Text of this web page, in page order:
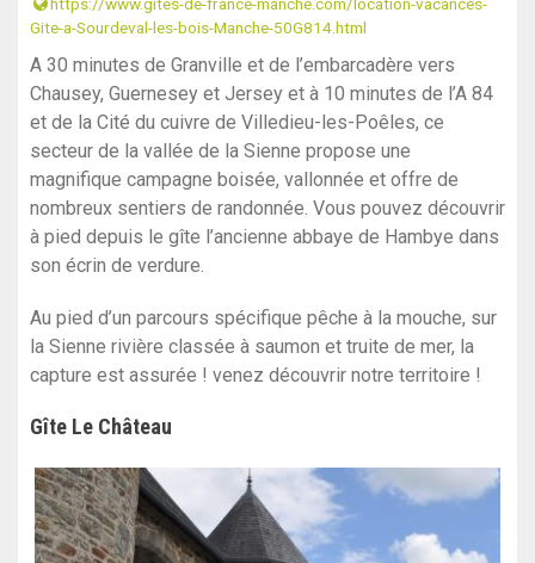
https://www.gites-de-france-manche.com/location-vacances-
Gite-a-Sourdeval-les-bois-Manche-50G814.html
A 30 minutes de Granville et de l’embarcadère vers
Chausey, Guernesey et Jersey et à 10 minutes de l’A 84
et de la Cité du cuivre de Villedieu-les-Poêles, ce
secteur de la vallée de la Sienne propose une
magnifique campagne boisée, vallonnée et offre de
nombreux sentiers de randonnée. Vous pouvez découvrir
à pied depuis le gîte l’ancienne abbaye de Hambye dans
son écrin de verdure.
Au pied d’un parcours spécifique pêche à la mouche, sur
la Sienne rivière classée à saumon et truite de mer, la
capture est assurée ! venez découvrir notre territoire !
Gîte Le Château